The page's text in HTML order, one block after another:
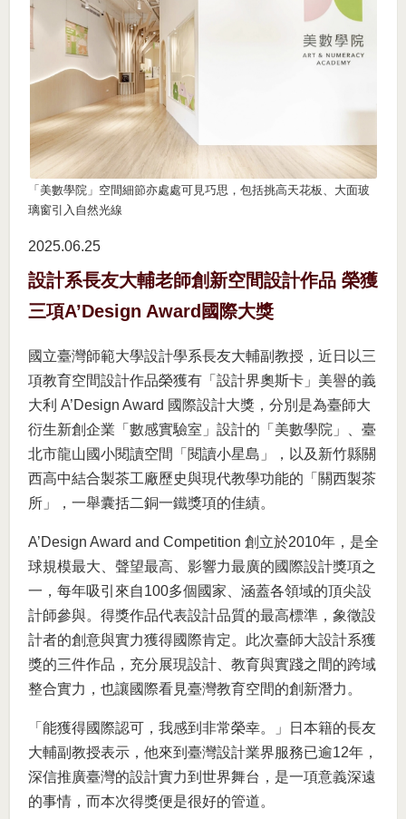
「美數學院」空間細節亦處處可見巧思，包括挑高天花板、大面玻
璃窗引入自然光線
2025.06 25
設計系長友大輔老師創新空間設計作品 榮獲
三項A’Design Award國際大獎
國立臺灣師範大學設計學系長友大輔副教授，近日以三
項教育空間設計作品榮獲有「設計界奧斯卡」美譽的義
大利 A’Design Award 國際設計大獎，分別是為臺師大
衍生新創企業「數感實驗室」設計的「美數學院」、臺
北市龍山國小閱讀空間「閱讀小星島」，以及新竹縣關
西高中結合製茶工廠歷史與現代教學功能的「關西製茶
所」，一舉囊括二銅一鐵獎項的佳績。
A’Design Award and Competition 創立於2010年，是全
球規模最大、聲望最高、影響力最廣的國際設計獎項之
一，每年吸引來自100多個國家、涵蓋各領域的頂尖設
計師參與。得獎作品代表設計品質的最高標準，象徵設
計者的創意與實力獲得國際肯定。此次臺師大設計系獲
獎的三件作品，充分展現設計、教育與實踐之間的跨域
整合實力，也讓國際看見臺灣教育空間的創新潛力。
「能獲得國際認可，我感到非常榮幸。」日本籍的長友
大輔副教授表示，他來到臺灣設計業界服務已逾12年，
深信推廣臺灣的設計實力到世界舞台，是一項意義深遠
的事情，而本次得獎便是很好的管道。